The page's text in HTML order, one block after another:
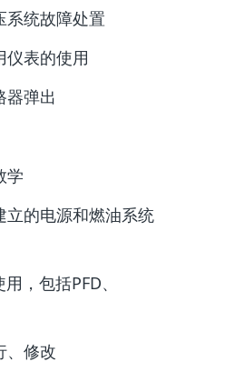
系统故障处置
仪表的使用
器弹出
学
立的电源和燃油系统
，包括PFD、
、修改